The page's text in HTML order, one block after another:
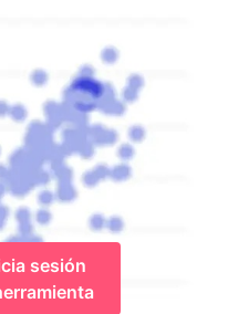
sesión